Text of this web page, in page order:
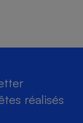
réalisés